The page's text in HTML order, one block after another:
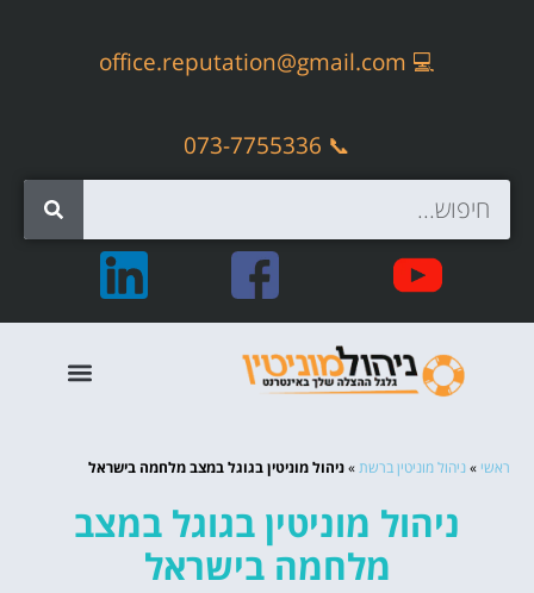
💻
office.reputation@gmail.com
📞 073-7755336
ראשי »ניהול מוניטין ברשת»ניהול מוניטין בגוגל במצב מלחמה בישראל
ניהול מוניטין בגוגל במצב
מלחמה בישראל